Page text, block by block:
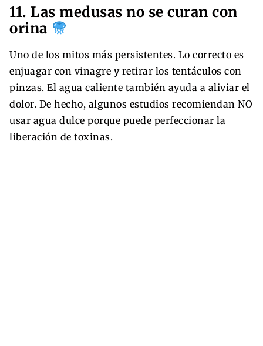
11. Las medusas no se curan con
orina
Uno de los mitos más persistentes. Lo correcto es
enjuagar con vinagre y retirar los tentáculos con
pinzas. El agua caliente también ayuda a aliviar el
dolor. De hecho, algunos estudios recomiendan NO
usar agua dulce porque puede perfeccionar la
liberación de toxinas.